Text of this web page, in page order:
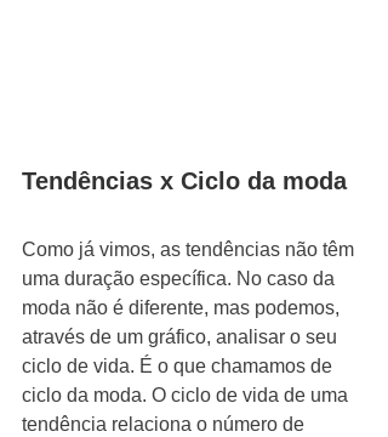
Tendências x Ciclo da moda
Como já vimos, as tendências não têm
uma duração específica. No caso da
moda não é diferente, mas podemos,
através de um gráfico, analisar o seu
ciclo de vida. É o que chamamos de
ciclo da moda. O ciclo de vida de uma
tendência relaciona o número de